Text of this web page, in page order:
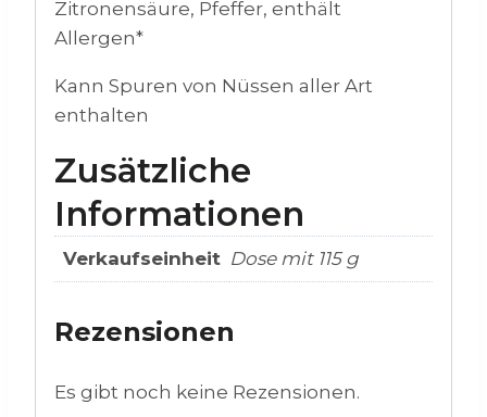
Zitronensäure, Pfeffer, enthält
Allergen*
Kann Spuren von Nüssen aller Art
enthalten
Zusätzliche
Informationen
Verkaufseinheit Dose mit 115 g
Rezensionen
Es gibt noch keine Rezensionen.